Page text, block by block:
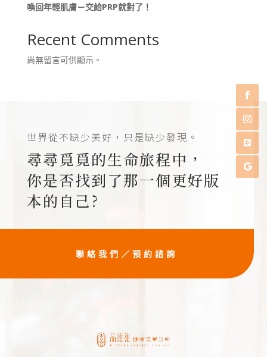
喚回年輕肌膚－交給PRP就對了！
Recent Comments
尚無留言可供顯示。
世界從不缺少美好，只是缺少發現。
尋尋覓覓的生命旅程中，
你是否找到了那一個更好版
本的自己?
聯絡我們／預約諮詢